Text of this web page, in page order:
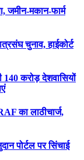
जमीन-मकान-फार्म
चुनाव, हाईकोर्ट
140 करोड़ देशवासियों
का लाठीचार्ज,
पोर्टल पर सिंचाई